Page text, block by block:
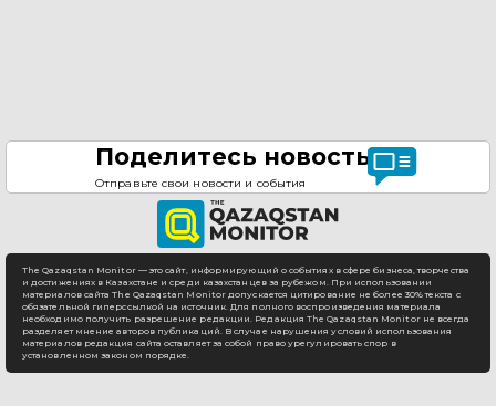
Поделитесь новостью
Отправьте свои новости и события
The Qazaqstan Monitor — это сайт, информирующий о событиях в сфере бизнеса, творчества
и достижениях в Казахстане и среди казахстанцев за рубежом. При использовании
материалов сайта The Qazaqstan Monitor допускается цитирование не более 30% текста с
обязательной гиперссылкой на источник. Для полного воспроизведения материала
необходимо получить разрешение редакции. Редакция The Qazaqstan Monitor не всегда
разделяет мнение авторов публикаций. В случае нарушения условий использования
материалов редакция сайта оставляет за собой право урегулировать спор в
установленном законом порядке.